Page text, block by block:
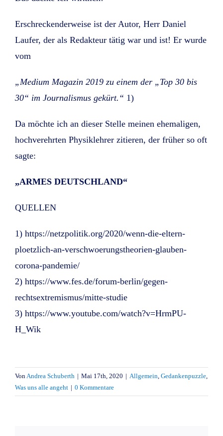
Erschreckenderweise ist der Autor, Herr Daniel
Laufer, der als Redakteur tätig war und ist! Er wurde
vom
„Medium Magazin 2019 zu einem der „Top 30 bis
30“ im Journalismus gekürt.“ 1)
Da möchte ich an dieser Stelle meinen ehemaligen,
hochverehrten Physiklehrer zitieren, der früher so oft
sagte:
„ARMES DEUTSCHLAND“
QUELLEN
1) https://netzpolitik.org/2020/wenn-die-eltern-
ploetzlich-an-verschwoerungstheorien-glauben-
corona-pandemie/
2) https://www.fes.de/forum-berlin/gegen-
rechtsextremismus/mitte-studie
3) https://www.youtube.com/watch?v=HrmPU-
H_Wik
VonAndrea Schuberth | Mai 17th, 2020 | Allgemein, Gedankenpuzzle,
Was uns alle angeht | 0 Kommentare